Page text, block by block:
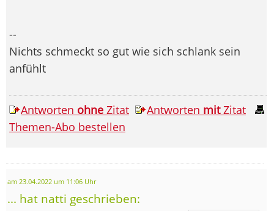
--
Nichts schmeckt so gut wie sich schlank sein
anfühlt
Antworten ohne Zitat Antworten mitZitat
Themen-Abo bestellen
am 23.04.2022 um 11:06 Uhr
... hat natti geschrieben: